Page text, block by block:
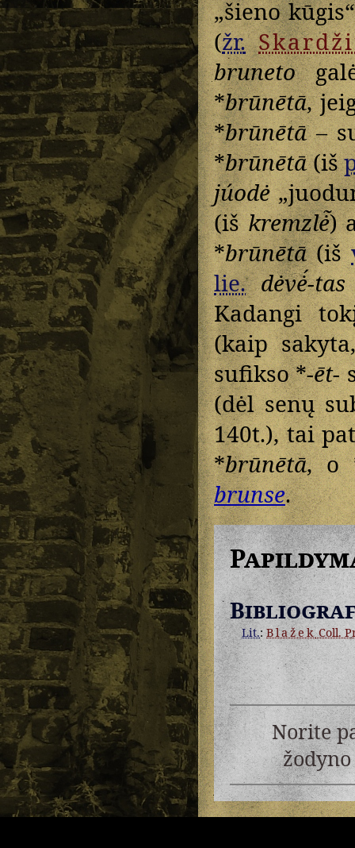
„šieno
(žr.
bruneto
*brūnētā,
*brūnētā–
*brūnētā(iš
júodė
(iškremzlė̃)
*brūnētā(iš
lie. dėvė́-tas
Kadangi
(kaip
sufikso *-ēt-
(dėl senų
140t.), tai
*brūnētā, o
brunse.
Lit.:BlažekColl.
Norite